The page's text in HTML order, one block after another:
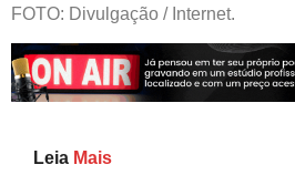
FOTO: Divulgação / Internet.
Leia Mais